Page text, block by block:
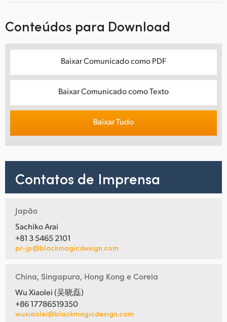
Conteúdos para Download
Baixar Comunicado como PDF
Baixar Comunicado como Texto
Baixar Tudo
Contatos de Imprensa
Japão
Sachiko Arai
+81 3 5465 2101
pr-jp@blackmagicdesign.com
China, Singapura, Hong Kong e Coreia
Wu Xiaolei (吴晓磊)
+86 17786519350
wuxiaolei@blackmagicdesign.com